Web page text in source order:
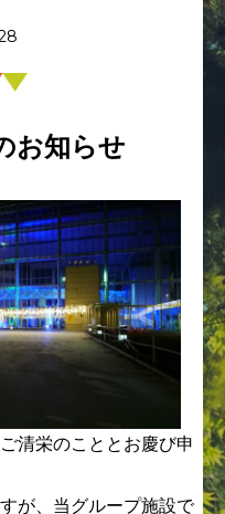
お知らせ
清栄のこととお慶び申
が、当グループ施設で